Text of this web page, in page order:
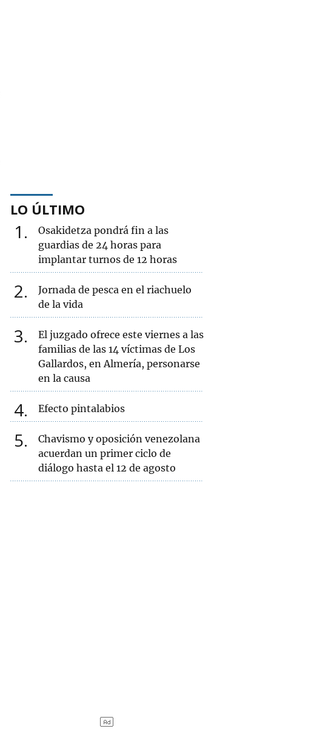
LO ÚLTIMO
1
Osakidetza pondrá fin a las
guardias de 24 horas para
implantar turnos de 12 horas
2
Jornada de pesca en el riachuelo
de la vida
3
El juzgado ofrece este viernes a las
familias de las 14 víctimas de Los
Gallardos, en Almería, personarse
en la causa
4 Efecto pintalabios
5
Chavismo y oposición venezolana
acuerdan un primer ciclo de
diálogo hasta el 12 de agosto